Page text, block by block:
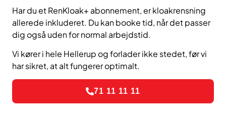
Har du et RenKloak+ abonnement, er kloakrensning
allerede inkluderet. Du kan booke tid, når det passer
dig også uden for normal arbejdstid.
Vi kører i hele Hellerup og forlader ikke stedet, før vi
har sikret, at alt fungerer optimalt.
71 11 11 11